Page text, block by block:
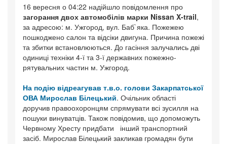
16 вересня о 04:22 надійшло повідомлення про
загорання двох автомобілів марки Nissan X-trail,
за адресою: м. Ужгород, вул. Баб`яка. Пожежею
пошкоджено салон та відсіки двигуна. Причина пожежі
та збитки встановлюються. До гасіння залучались дві
одиниці техніки 4-ї та 3-ї державних пожежно-
рятувальних частин м. Ужгород.
На подію відреагував т.в.о. голови Закарпатської
ОВА Мирослав Білецький. Очільник області
доручив правоохоронцям спрямувати всі зусилля на
пошуки винуватців. Також повідомив, що допоможуть
Червному Хресту придбати інший транспортний
засіб. Мирослав Білецький закликав громадян бути